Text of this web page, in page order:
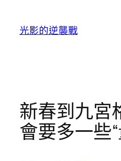
光影的逆襲戰
新春到九宮
會要多一些